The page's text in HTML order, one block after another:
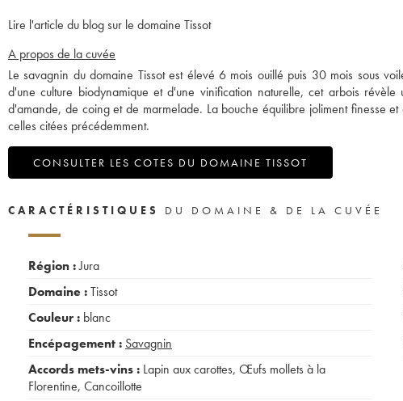
Lire l'article du blog sur le domaine Tissot
A propos de la cuvée
Le savagnin du domaine Tissot est élevé 6 mois ouillé puis 30 mois sous
d'une culture biodynamique et d'une vinification naturelle, cet arbois
d'amande, de coing et de marmelade. La bouche équilibre joliment finesse
celles citées précédemment.
CONSULTER LES COTES DU DOMAINE TISSOT
CARACTÉRISTIQUES DU DOMAINE & DE LA CUVÉE
Région :Jura
Domaine :Tissot
Couleur : blanc
Encépagement : Savagnin
Accords mets-vins : Lapin aux carottes, Œufs mollets à la
Florentine, Cancoillotte